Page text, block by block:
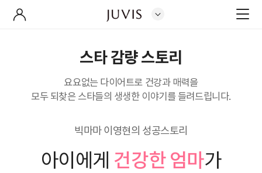
스타 감량 스토리
요요없는 다이어트로 건강과 매력을
모두 되찾은 스타들의 생생한 이야기를 들려드립니다.
빅마마 이영현의 성공스토리
아이에게 건강한 엄마가